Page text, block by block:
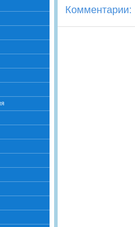
Комментарии: